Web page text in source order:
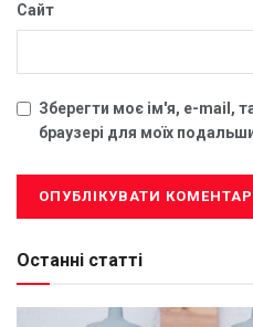
Сайт
Зберегти моє ім'я, e-mail,
браузері для моїх
Останні статті